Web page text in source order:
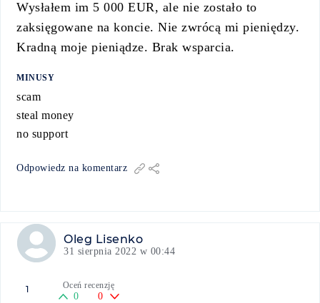
Wysłałem im 5 000 EUR, ale nie zostało to
zaksięgowane na koncie. Nie zwrócą mi pieniędzy.
Kradną moje pieniądze. Brak wsparcia.
MINUSY
scam
steal money
no support
Odpowiedz na komentarz
Oleg Lisenko
31 sierpnia 2022 w 00:44
1 Oceń recenzję
0 0